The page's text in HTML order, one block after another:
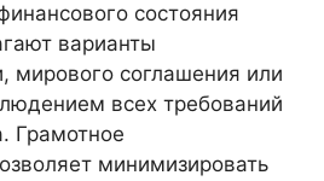
состояния
варианты
мирового соглашения или
всех требований
Грамотное
минимизировать